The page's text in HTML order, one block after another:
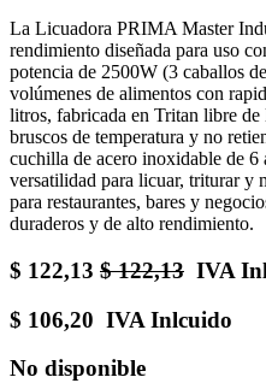
La Licuadora PRIMA Master
rendimiento diseñada para uso
potencia de 2500W (3 caballos
volúmenes de alimentos con
litros, fabricada en Tritan libre de
bruscos de temperatura y no
cuchilla de acero inoxidable de 6
versatilidad para licuar, triturar y
para restaurantes, bares y
duraderos y de alto rendimiento.
$ 122,13 $122,13 IVA
$ 106,20 IVA Inlcuido
No disponible